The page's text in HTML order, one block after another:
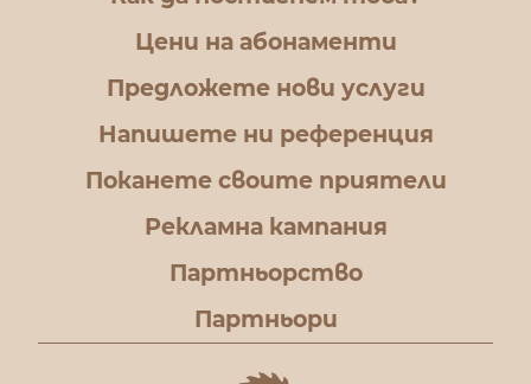
Цени на абонаменти
Предложете нови услуги
Напишете ни референция
Поканете своите приятели
Рекламна кампания
Партньорство
Партньори